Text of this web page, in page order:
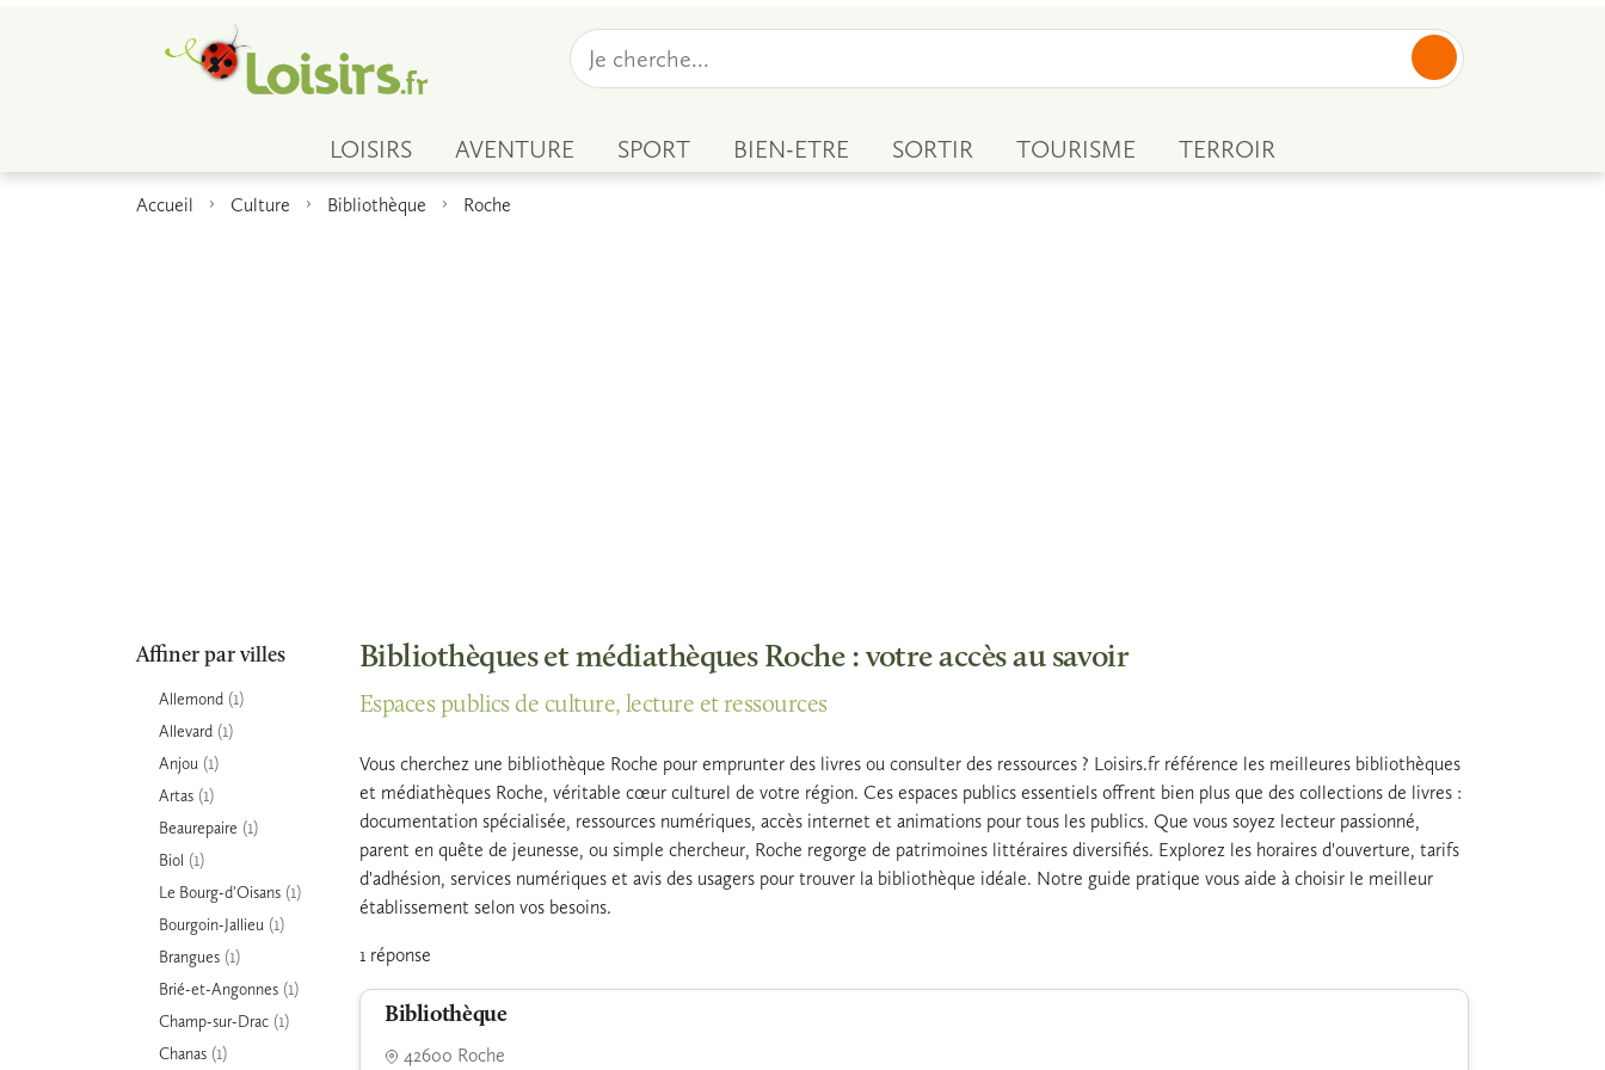
LOISIRS AVENTURE SPORT BIEN-ETRE SORTIR TOURISME TERROIR
Accueil Culture Bibliothèque Roche
Affiner par villes
Allemond (1)
Allevard (1)
Anjou (1)
Artas (1)
Beaurepaire (1)
Biol (1)
Le Bourg-d'Oisans (1)
Bourgoin-Jallieu (1)
Brangues (1)
Brié-et-Angonnes (1)
Champ-sur-Drac (1)
Chanas (1)
Bibliothèques et médiathèques Roche : votre accès au savoir
Espaces publics de culture, lecture et ressources
Vous cherchez une bibliothèque Roche pour emprunter des livres ou consulter des ressources ? Loisirs.fr référence les meilleures bibliothèques
et médiathèques Roche, véritable cœur culturel de votre région. Ces espaces publics essentiels offrent bien plus que des collections de livres :
documentation spécialisée, ressources numériques, accès internet et animations pour tous les publics. Que vous soyez lecteur passionné,
parent en quête de jeunesse, ou simple chercheur, Roche regorge de patrimoines littéraires diversifiés. Explorez les horaires d'ouverture, tarifs
d'adhésion, services numériques et avis des usagers pour trouver la bibliothèque idéale. Notre guide pratique vous aide à choisir le meilleur
établissement selon vos besoins.
1 réponse
Bibliothèque
42600 Roche